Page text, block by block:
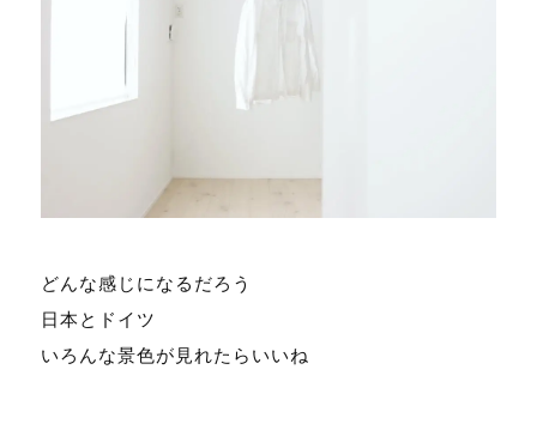
どんな感じになるだろう
日本とドイツ
いろんな景色が見れたらいいね